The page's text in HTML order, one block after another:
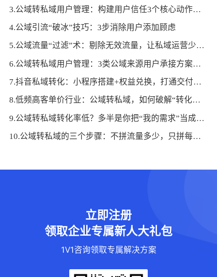
3.公域转私域用户管理：构建用户信任3个核心动作，破解私域转化卡点
4.公域引流“破冰”技巧：3步消除用户添加顾虑
5.公域流量“过滤”术：剔除无效流量，让私域运营少走弯路
6.公域转私域用户管理：3类公域来源用户承接方案，提高转化成功率
7.抖音私域转化：小程序搭建+权益兑换，打通交付闭环
8.低频高客单价行业：公域转私域，如何破解“转化困局”？
9.公域转私域转化率低？多半是你把“我的需求”当成了“用户需求”
10.公域转私域的三个步骤：不拼流量多少，只拼每一步的运营精度
立即注册
领取企业专属新人大礼包
1V1咨询领取专属解决方案